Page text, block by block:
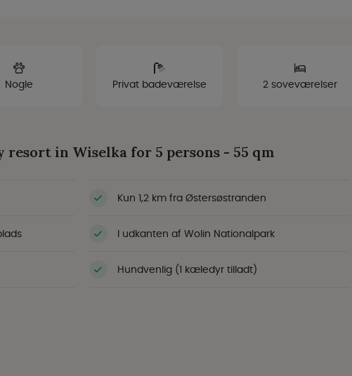
Nogle Privat badeværelse 2 soveværelser
in Wiselka for 5 persons - 55 qm
Kun 1,2 km fra Østersøstranden
I udkanten af Wolin Nationalpark
Hundvenlig (1 kæledyr tilladt)